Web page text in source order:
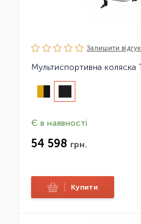
Залишити вiдгук
Мультиспортивна
Є в наявності
54 598 грн.
Купити